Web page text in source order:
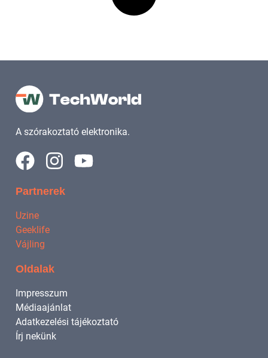
A szórakoztató elektronika.
Partnerek
Uzine
Geeklife
Vájling
Oldalak
Impresszum
Médiaajánlat
Adatkezelési tájékoztató
Írj nekünk